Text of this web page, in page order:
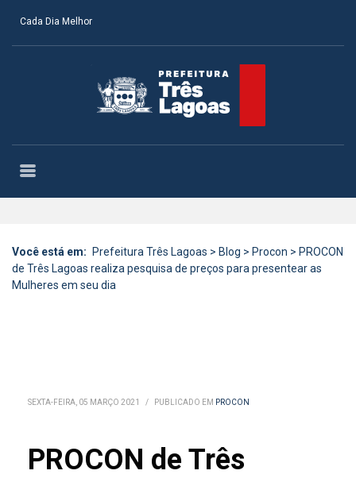
Cada Dia Melhor
Você está em: Prefeitura Três Lagoas > Blog > Procon > PROCON
de Três Lagoas realiza pesquisa de preços para presentear as
Mulheres em seu dia
SEXTA-FEIRA, 05 MARÇO 2021 / PUBLICADO EM PROCON
PROCON de Três